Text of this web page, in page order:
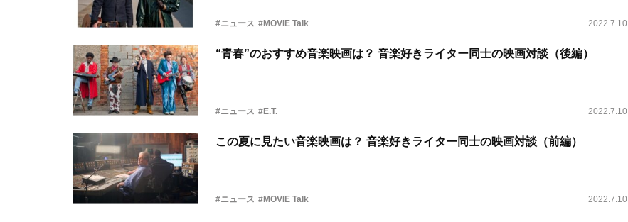
#ニュース #MOVIE Talk 2022.7.10
“青春”のおすすめ音楽映画は？ 音楽好きライター同士の映画対談（後編）
#ニュース #E.T. 2022.7.10
この夏に見たい音楽映画は？ 音楽好きライター同士の映画対談（前編）
#ニュース #MOVIE Talk 2022.7.10